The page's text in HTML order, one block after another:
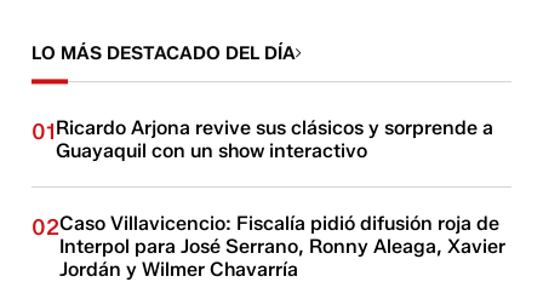
LO MÁS DESTACADO DEL DÍA
01Ricardo Arjona revive sus clásicos y sorprende a
Guayaquil con un show interactivo
02Caso Villavicencio: Fiscalía pidió difusión roja de
Interpol para José Serrano, Ronny Aleaga, Xavier
Jordán y Wilmer Chavarría